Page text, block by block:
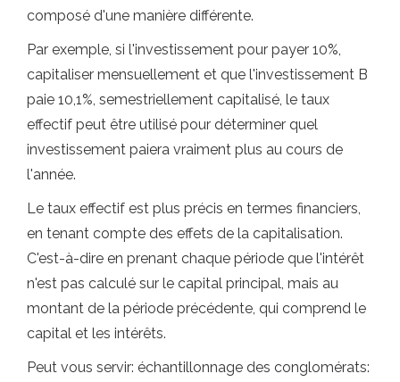
composé d'une manière différente.
Par exemple, si l'investissement pour payer 10%,
capitaliser mensuellement et que l'investissement B
paie 10,1%, semestriellement capitalisé, le taux
effectif peut être utilisé pour déterminer quel
investissement paiera vraiment plus au cours de
l'année.
Le taux effectif est plus précis en termes financiers,
en tenant compte des effets de la capitalisation.
C'est-à-dire en prenant chaque période que l'intérêt
n'est pas calculé sur le capital principal, mais au
montant de la période précédente, qui comprend le
capital et les intérêts.
Peut vous servir: échantillonnage des conglomérats: